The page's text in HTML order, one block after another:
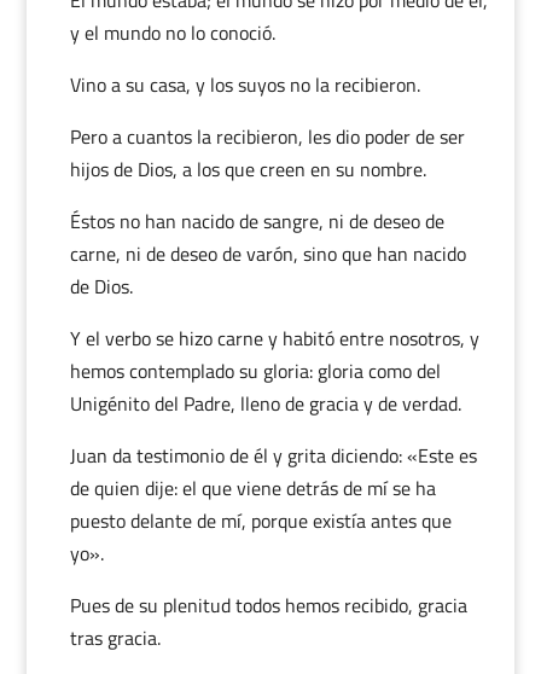
y el mundo no lo conoció.
Vino a su casa, y los suyos no la recibieron.
Pero a cuantos la recibieron, les dio poder de ser
hijos de Dios, a los que creen en su nombre.
Éstos no han nacido de sangre, ni de deseo de
carne, ni de deseo de varón, sino que han nacido
de Dios.
Y el verbo se hizo carne y habitó entre nosotros, y
hemos contemplado su gloria: gloria como del
Unigénito del Padre, lleno de gracia y de verdad.
Juan da testimonio de él y grita diciendo: «Este es
de quien dije: el que viene detrás de mí se ha
puesto delante de mí, porque existía antes que
yo».
Pues de su plenitud todos hemos recibido, gracia
tras gracia.